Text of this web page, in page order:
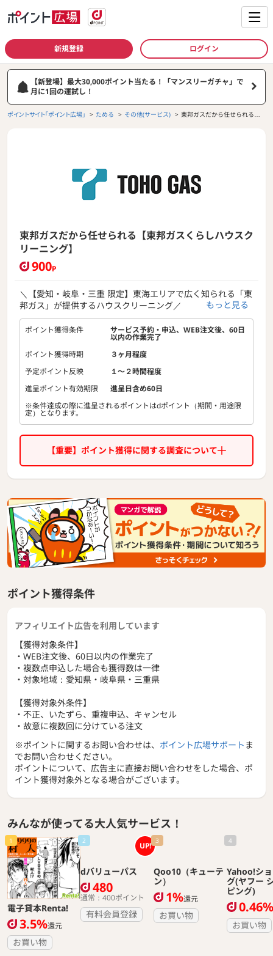
新規登録 ログイン
【新登場】最大30,000ポイント当たる！「マンスリーガチャ」で
月に1回の運試し！
ポイントサイト「ポイント広場」 ためる その他(サービス)
東邦ガスだから任せられる
東邦ガスだから任せられる【東邦ガスくらしハウスク
リーニング】
900P
＼【愛知・岐阜・三重 限定】東海エリアで広く知られる「東
邦ガス」が提供するハウスクリーニング／
■「東邦ガス基準」のサービス品質
訪問・施工するのは、東邦ガスが定める厳しい基準をクリア
し、
績ある認定パートナーのみ。
「知らない業者を家に入れるのは…」と迷われるお客様に対
『東邦ガス基準のサービス』であることをフックに訴求いた
だけます。
■注力の「エアコンクリーニング」は強力な特典で訴求可
・特典1：カビの発生を抑える「防カビ・抗菌コート」オプ
ションが無料！（期間限定）
すてきポイント5,000pt」進呈！
"無料オプション"と"ポイント進呈"という具体的なオファー
で、記事からのお申込みを強力に後押しできます。
■「おトクなセットメニュー」も充実
ットメニューもございます。
■サービス対応エリア
愛知県、三重県、岐阜県（全域） ※一部の遠隔地を除く。
もっと見る
ポイント獲得条件 サービス予約・申込、WEB注文後、60日
以内の作業完了
ポイント獲得時期
３ヶ月程度
予定ポイント反映
１〜２時間程度
進呈ポイント有効期限
進呈日含め60日
※条件達成の際に進呈されるポイントはdポイント（期間・用途限
定）となります。
【重要】ポイント獲得に関する調査について
ポイント獲得条件
アフィリエイト広告を利用しています
【獲得対象条件】
・WEB注文後、60日以内の作業完了
・複数点申込した場合も獲得数は一律
・対象地域：愛知県・岐阜県・三重県
【獲得対象外条件】
・不正、いたずら、重複申込、キャンセル
・故意に複数回に分けている注文
※ポイントに関するお問い合わせは、 ポイント広場サポート ま
でお問い合わせください。
ポイントについて、広告主に直接お問い合わせをした場合、ポ
イント獲得対象外となる場合がございます。
みんなが使ってる大人気サービス！
1
電子貸本Renta!
3.5%還元
お買い物
2 UP!
dバリューパス
480
通常：400ポイント
有料会員登録
3
Qoo10（キューテ
ン）
1%還元
お買い物
4
Yahoo!シ
グ(ヤフー
ピング)
0.46%
お買い物